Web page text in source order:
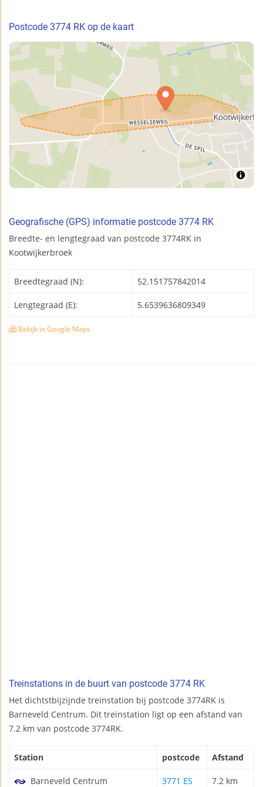
Postcode 3774 RK op de kaart
Geografische (GPS) informatie postcode 3774 RK
Breedte- en lengtegraad van postcode 3774RK in
Kootwijkerbroek
Breedtegraad (N): 52.151757842014
Lengtegraad (E): 5.6539636809349
Bekijk in Google Maps
Treinstations in de buurt van postcode 3774 RK
Het dichtstbijzijnde treinstation bij postcode 3774RK is
Barneveld Centrum. Dit treinstation ligt op een afstand van
7.2 km van postcode 3774RK.
Station postcode Afstand
Barneveld Centrum 3771 ES 7.2 km